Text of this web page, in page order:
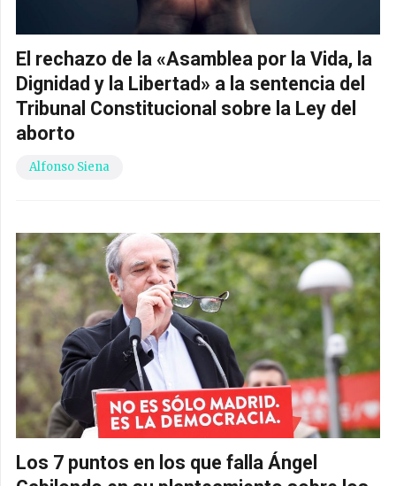
El rechazo de la «Asamblea por la Vida, la
Dignidad y la Libertad» a la sentencia del
Tribunal Constitucional sobre la Ley del
aborto
Alfonso Siena
Los 7 puntos en los que falla Ángel